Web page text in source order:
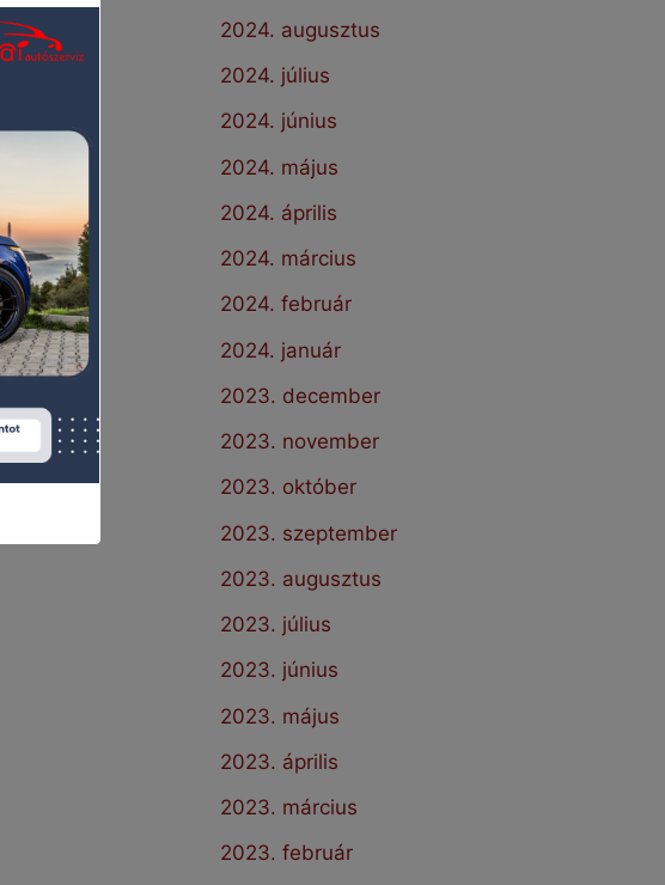
2024. augusztus
2024. július
2024. június
2024. május
2024. április
2024. március
2024. február
2024. január
2023. december
2023. november
2023. október
2023. szeptember
2023. augusztus
2023. július
2023. június
2023. május
2023. április
2023. március
2023. február